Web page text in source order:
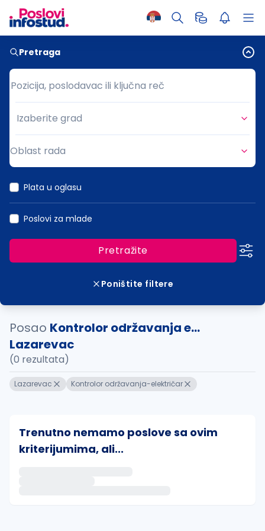
Pretraga
Pozicija, poslodavac ili ključna reč
Pozicija, poslodavac ili ključna reč
Grad
Izaberite grad
Oblast rada
Plata u oglasu
Poslovi za mlade
Pretražite
Poništite filtere
Posao Kontrolor održavanja e...
Lazarevac
(0 rezultata)
Lazarevac Kontrolor održavanja-električar
Trenutno nemamo poslove sa ovim
kriterijumima, ali...